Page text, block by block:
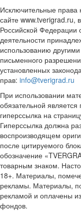
Исключительные
сайте www.tverigrad.ru,
Российской Федерации
деятельности
использованию
письменного
установленных
прав: info@tverigrad.ru
При использовании
обязательной
гиперссылка на
Гиперссылка должна
воспроизводящем
после цитируемого
обозначение
товарным знаком.
18+. Материалы,
рекламы. Материалы,
рекламой и оплачены
фондов.